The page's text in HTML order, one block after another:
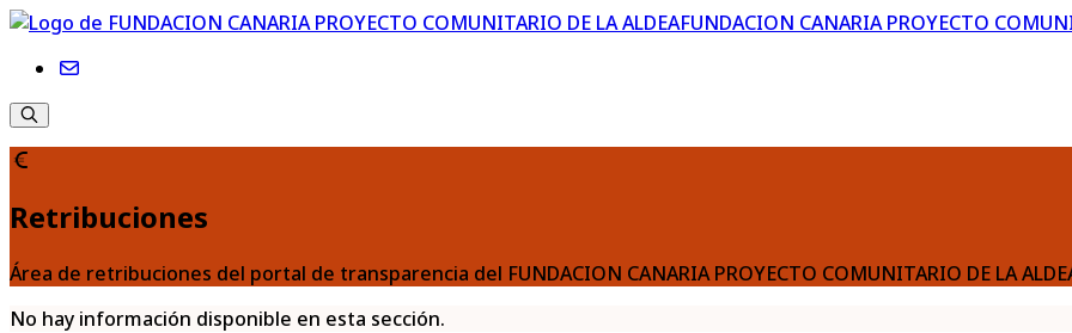
FUNDACION CANARIA PROYECTO
Retribuciones
Área de retribuciones del portal de transparencia del FUNDACION CANARIA PROYECTO COMUNITARIO DE LA
No hay información disponible en esta sección.